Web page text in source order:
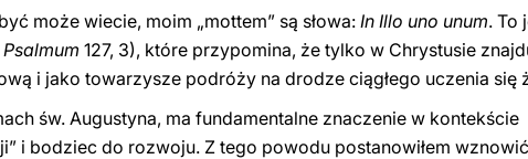
może wiecie, moim „mottem” są słowa:In Illo uno unum. To
127, 3), które przypomina, że tylko w Chrystusie
i jako towarzysze podróży na drodze ciągłego uczenia się
św. Augustyna, ma fundamentalne znaczenie w kontekście
i bodziec do rozwoju. Z tego powodu postanowiłem